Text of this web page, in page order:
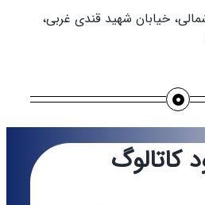
خیابان شهید قندی غربی،
کاتالوگ